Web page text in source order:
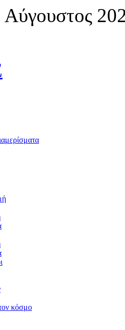
Αύγουστος
κόσμο